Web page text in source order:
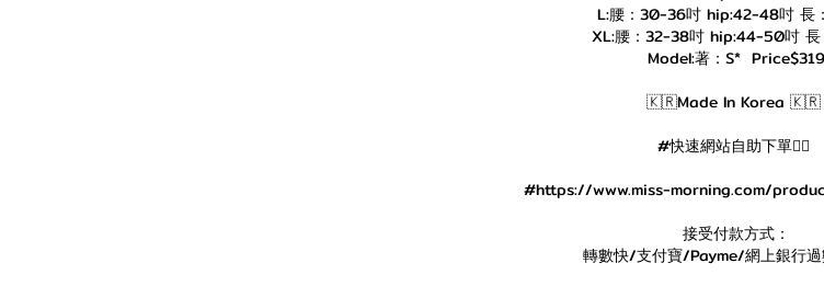
L:腰：30-36吋 hip:42-48吋 長
XL:腰：32-38吋 hip:44-50吋 長
Model:著：S* Price$319
🇰🇷Made In Korea 🇰🇷
#快速網站自助下單👇🏻
#https://www.miss-morning.com/
接受付款方式：
轉數快/支付寶/Payme/網上銀行